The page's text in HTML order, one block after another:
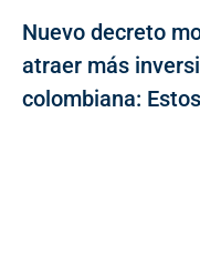
Nuevo decreto
atraer más
colombiana: